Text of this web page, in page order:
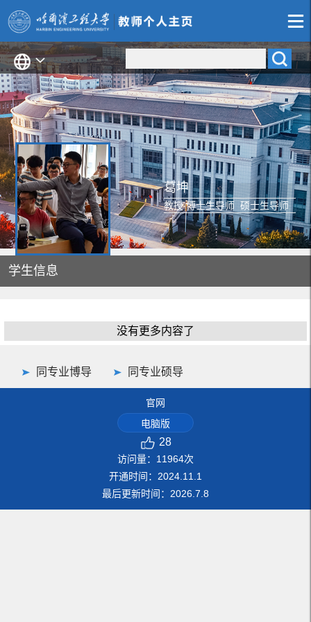
葛坤
教授 博士生导师 硕士生导师
学生信息
没有更多内容了
同专业博导 同专业硕导
官网
电脑版
28
访问量： 11964次
开通时间： 2024.11.1
最后更新时间： 2026.7.8